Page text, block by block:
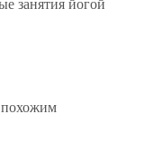
похожим